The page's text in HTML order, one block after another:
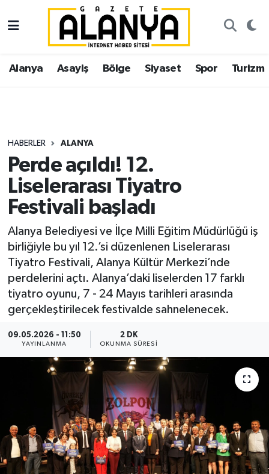
Alanya Asayiş Bölge Siyaset Spor Turizm
HABERLER ALANYA
Perde açıldı! 12.
Liselerarası Tiyatro
Festivali başladı
Alanya Belediyesi ve İlçe Milli Eğitim Müdürlüğü iş
birliğiyle bu yıl 12.’si düzenlenen Liselerarası
Tiyatro Festivali, Alanya Kültür Merkezi’nde
perdelerini açtı. Alanya’daki liselerden 17 farklı
tiyatro oyunu, 7 - 24 Mayıs tarihleri arasında
gerçekleştirilecek festivalde sahnelenecek.
09.05.2026 - 11:50
YAYINLANMA
2 DK
OKUNMA SÜRESI
Alanya
Asayiş
Siyaset
Spor
Turizm
Ekonomi
Gazipaşa
İstanbul Nöbetçi Eczaneler
İstanbul Hava Durumu
Süper Lig Puan Durumu ve Fikstür
Tüm Manşetler
Son Dakika Haberleri
Haber Arşivi